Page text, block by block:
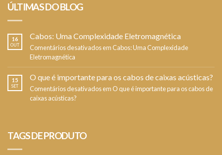
ÚLTIMAS DO BLOG
16
OUT
Cabos: Uma Complexidade Eletromagnética
Comentários desativadosem Cabos: Uma Complexidade
Eletromagnética
15
SET
O que é importante para os cabos de caixas acústicas?
Comentários desativadosem O que é importante para os cabos de
caixas acústicas?
TAGS DE PRODUTO